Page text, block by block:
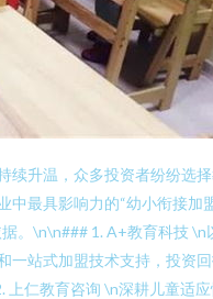
续升温，众多投资者纷纷选
中最具影响力的“幼小衔接加
。\n\n### 1. A+教育科技 \n
一站式加盟技术支持，投资
上仁教育咨询 \n深耕儿童适